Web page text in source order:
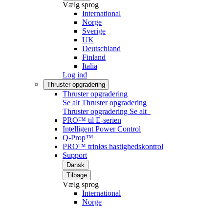
Vælg sprog
International
Norge
Sverige
UK
Deutschland
Finland
Italia
Log ind
Thruster opgradering
Thruster opgradering
Se alt Thruster opgradering
Thruster opgradering Se alt
PRO™ til E-serien
Intelligent Power Control
Q-Prop™
PRO™ trinløs hastighedskontrol
Support
Dansk
Tilbage
Vælg sprog
International
Norge